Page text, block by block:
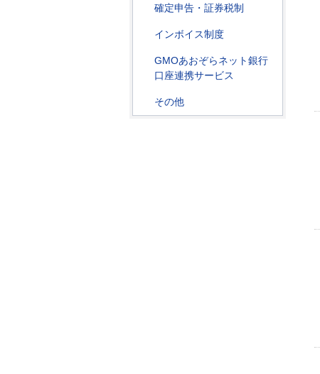
確定申告・証券税制
インボイス制度
GMOあおぞらネット銀行
口座連携サービス
その他